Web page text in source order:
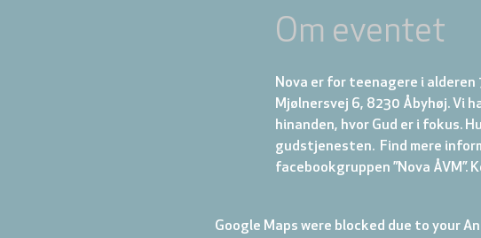
Om eventet
Nova er for teenagere i alderen
Mjølnersvej 6, 8230 Åbyhøj. Vi
hinanden, hvor Gud er i fokus.
gudstjenesten.  Find mere
facebookgruppen ”Nova ÅVM”.
Google Maps were blocked due to your